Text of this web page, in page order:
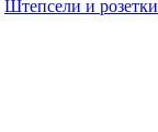
Штепсели и розетки